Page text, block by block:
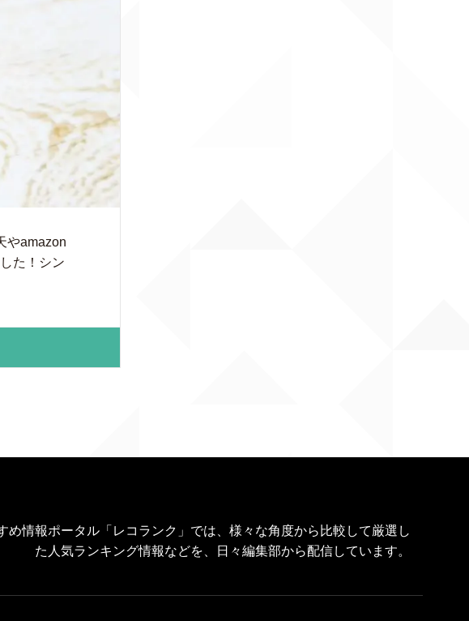
やamazon
た！シン
め情報ポータル「レコランク」では、様々な角度から比較して厳選し
た人気ランキング情報などを、日々編集部から配信しています。